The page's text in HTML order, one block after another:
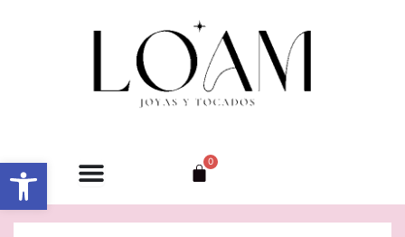
Abrir barra de herramientas 0
Carrito